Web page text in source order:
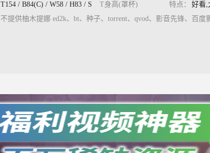
T154 / B84(C) / W58 / H83 / S T身高(罩杯) 特点：
好看,
不提供柚木提娜 ed2k、bt、种子、torrent、qvod、影音先锋、百